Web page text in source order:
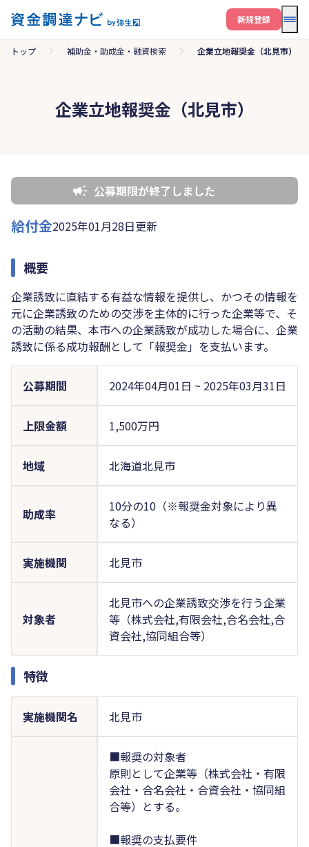
メ
新規登録
トップ 補助金・助成金・融資検索 企業立地報奨金（北見市）
企業立地報奨金（北見市）
公募期限が終了しました
給付金2025年01月28日更新
概要
企業誘致に直結する有益な情報を提供し、かつその情報を
元に企業誘致のための交渉を主体的に行った企業等で、そ
の活動の結果、本市への企業誘致が成功した場合に、企業
誘致に係る成功報酬として「報奨金」を支払います。
公募期間 2024年04月01日 ~ 2025年03月31日
上限金額 1,500万円
地域 北海道北見市
助成率
10分の10（※報奨金対象により異
なる）
実施機関 北見市
対象者
北見市への企業誘致交渉を行う企業
等（株式会社,有限会社,合名会社,合
資会社,協同組合等）
特徴
実施機関名 北見市
■報奨の対象者
原則として企業等（株式会社・有限
会社・合名会社・合資会社・協同組
合等）とする。
■報奨の支払要件